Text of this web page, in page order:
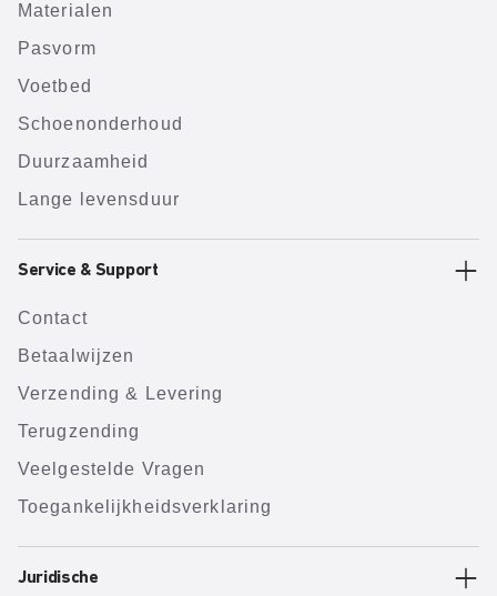
Materialen
Pasvorm
Voetbed
Schoenonderhoud
Duurzaamheid
Lange levensduur
Service & Support
Contact
Betaalwijzen
Verzending & Levering
Terugzending
Veelgestelde Vragen
Toegankelijkheidsverklaring
Juridische